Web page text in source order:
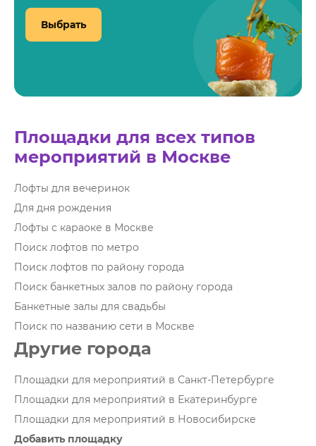
Выбрать
Площадки для всех типов
мероприятий в Москве
Лофты для вечеринок
Для дня рождения
Лофты с караоке в Москве
Поиск лофтов по метро
Поиск лофтов по району города
Поиск банкетных залов по району города
Банкетные залы для свадьбы
Поиск по названию сети в Москве
Другие города
Площадки для мероприятий в Санкт-Петербурге
Площадки для мероприятий в Екатеринбурге
Площадки для мероприятий в Новосибирске
Добавить площадку